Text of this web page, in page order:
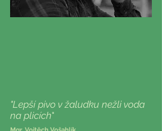
"Lepší pivo v žaludku nežli voda
na plicích​"